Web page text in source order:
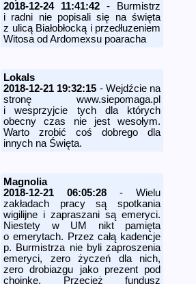
2018-12-24 11:41:42 - Burmistrz
i radni nie popisali się na święta
z ulicą Białobłocką i przedłuzeniem
Witosa od Ardomexsu poaracha
Lokals
2018-12-21 19:32:15 - Wejdźcie na
stronę www.sie­pomaga.pl
i wesprzyjcie tych dla których
obecny czas nie jest wesołym.
Warto zrobić coś dobrego dla
innych na Święta.
Magnolia
2018-12-21 06:05:28 - Wielu
zakładach pracy są spotkania
wigilijne i zapraszani są emeryci.
Niestety w UM nikt pamięta
o emerytach. Przez całą kadencje
p. Burmistrza nie byli zaproszenia
emeryci, zero życzeń dla nich,
zero drobiazgu jako prezent pod
choinkę. Przecież fundusz